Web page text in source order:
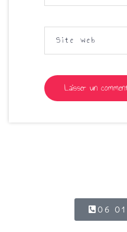
Site web
06